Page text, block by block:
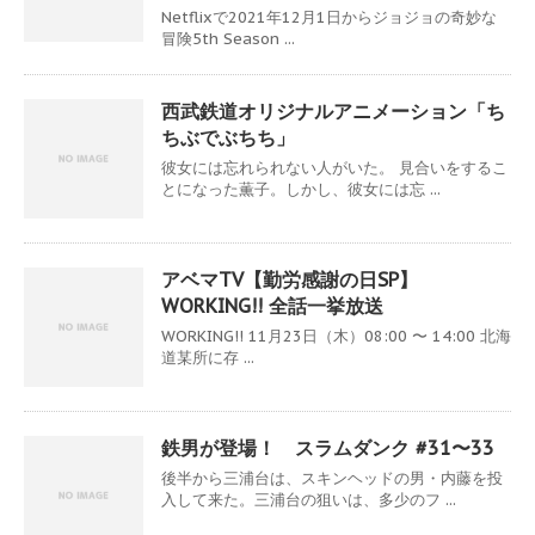
Netflixで2021年12月1日からジョジョの奇妙な
冒険5th Season ...
西武鉄道オリジナルアニメーション「ち
ちぶでぶちち」
彼女には忘れられない人がいた。 見合いをするこ
とになった薫子。しかし、彼女には忘 ...
アベマTV【勤労感謝の日SP】
WORKING!! 全話一挙放送
WORKING!! 11月23日（木）08:00 〜 14:00 北海
道某所に存 ...
鉄男が登場！ スラムダンク #31〜33
後半から三浦台は、スキンヘッドの男・内藤を投
入して来た。三浦台の狙いは、多少のフ ...